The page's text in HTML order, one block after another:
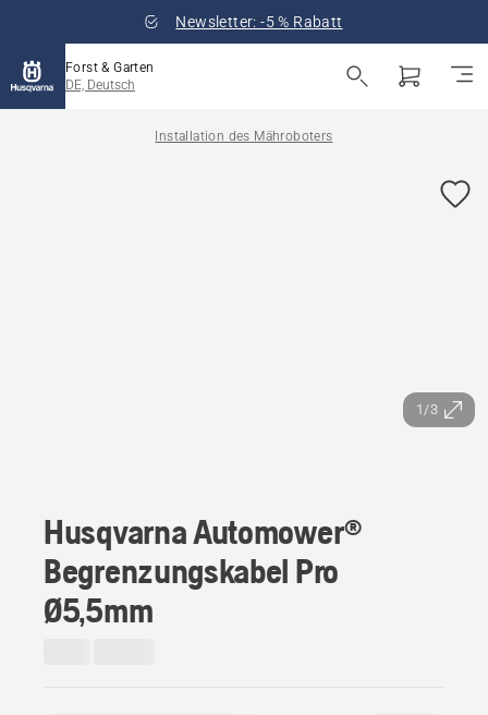
Newsletter: -5 % Rabatt
Forst & Garten
DE, Deutsch
Installation des Mähroboters
1/3
Husqvarna Automower®
Begrenzungskabel Pro
Ø5,5mm